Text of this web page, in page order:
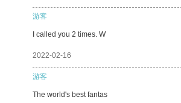
游客
I called you 2 times. W
2022-02-16
游客
The world's best fantas